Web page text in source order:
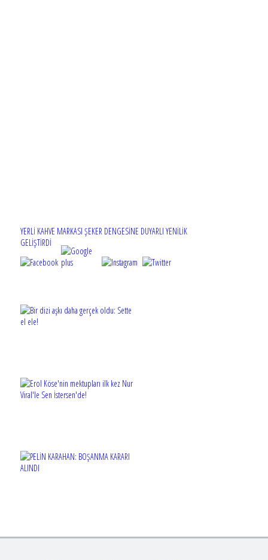
YERLİ KAHVE MARKASI ŞEKER DENGESİNE DUYARLI YENİLİK
GELİŞTİRDİ